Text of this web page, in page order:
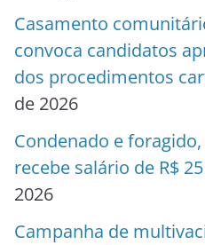
Casamento
convoca candidatos
dos procedimentos
de 2026
Condenado e
recebe salário de R$
2026
Campanha de